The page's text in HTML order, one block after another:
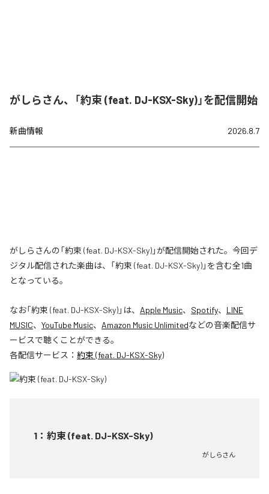
がしらさん、「約束 (feat. DJ-KSX-Sky)」を配信開始
新曲情報 2026.8.7
がしらさんの「約束 (feat. DJ-KSX-Sky)」が配信開始された。今回デ
ジタル配信された楽曲は、「約束 (feat. DJ-KSX-Sky)」を含む全1曲
となっている。
なお「約束 (feat. DJ-KSX-Sky)」は、 Apple Music、 Spotify、 LINE
MUSIC、 YouTube Music、 Amazon Music Unlimitedなどの音楽配信サ
ービスで聴くことができる。
各配信サービス： 約束 (feat. DJ-KSX-Sky)
1 ： 約束 (feat. DJ-KSX-Sky)
がしらさん